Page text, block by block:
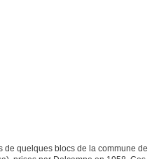
de quelques blocs de la commune de